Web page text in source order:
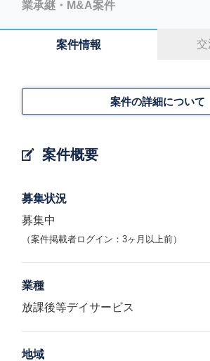
業承継・M&A案件
案件情報 交
案件概要
案件の詳細について
募集状況
募集中
（案件掲載者ログイン：3ヶ月以上前）
業種
放課後等デイサービス
地域